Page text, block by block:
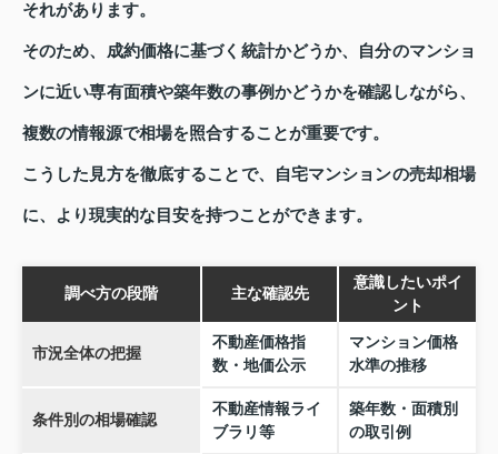
それがあります。
そのため、成約価格に基づく統計かどうか、自分のマンショ
ンに近い専有面積や築年数の事例かどうかを確認しながら、
複数の情報源で相場を照合することが重要です。
こうした見方を徹底することで、自宅マンションの売却相場
に、より現実的な目安を持つことができます。
調べ方の段階 主な確認先
意識したいポイ
ント
市況全体の把握
不動産価格指
数・地価公示
マンション価格
水準の推移
条件別の相場確認
不動産情報ライ
ブラリ等
築年数・面積別
の取引例